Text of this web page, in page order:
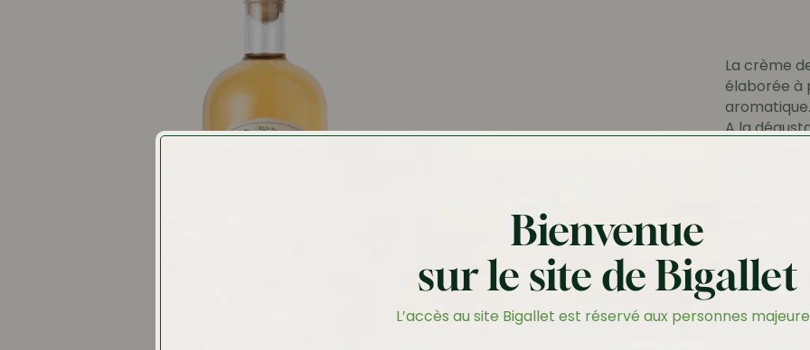
Bienvenue
sur le site de Bigallet
L’accès au site Bigallet est réservé aux personnes
La crème
élaborée à
aromatique.
A la